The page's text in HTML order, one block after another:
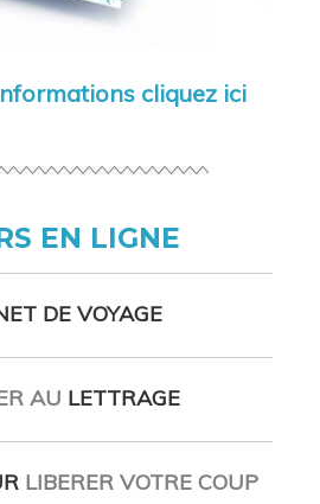
cliquez ici
EN LIGNE
DE VOYAGE
AU LETTRAGE
LIBERER VOTRE COUP